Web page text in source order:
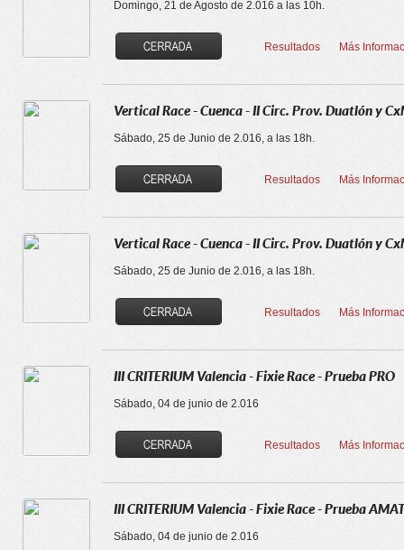
Domingo, 21 de Agosto de 2.016 a las 10h.
Resultados Más
Vertical Race - Cuenca - II Circ. Prov. Duatlón y
Sábado, 25 de Junio de 2.016, a las 18h.
Resultados Más
Vertical Race - Cuenca - II Circ. Prov. Duatlón y
Sábado, 25 de Junio de 2.016, a las 18h.
Resultados Más
III CRITERIUM Valencia - Fixie Race - Prueba PRO
Sábado, 04 de junio de 2.016
Resultados Más
III CRITERIUM Valencia - Fixie Race - Prueba
Sábado, 04 de junio de 2.016